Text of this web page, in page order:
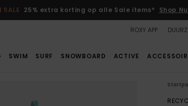
SALE 25% extra korting op alle Sale items* Shop Nu
ROXY APP
SWIM SURF SNOWBOARD ACTIVE